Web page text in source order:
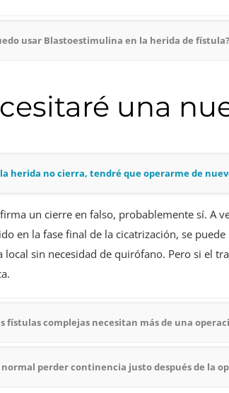
usar Blastoestimulina en la herida de fístula?
una
la herida no cierra, tendré que operarme de
un cierre en falso, probablemente sí. A
en la fase final de la cicatrización, se
local sin necesidad de quirófano. Pero si el
fístulas complejas necesitan más de una
normal perder continencia justo después de la